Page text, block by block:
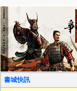
書城快訊